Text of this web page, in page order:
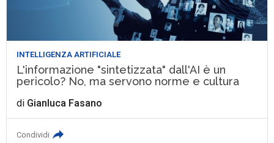
INTELLIGENZA ARTIFICIALE
L'informazione "sintetizzata" dall'AI è un
pericolo? No, ma servono norme e cultura
di Gianluca Fasano
Condividi